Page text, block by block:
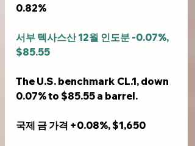
0.82%
서부 텍사스산 12월 인도분 -0.07%,
$85.55
The U.S. benchmark CL.1, down
0.07% to $85.55 a barrel.
국제 금 가격 +0.08%, $1,650